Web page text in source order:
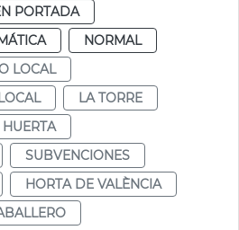
PORTADA
NORMAL
LOCAL
LA TORRE
HUERTA
SUBVENCIONES
HORTA DE VALÈNCIA